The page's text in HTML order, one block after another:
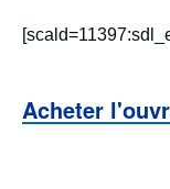
Acheter